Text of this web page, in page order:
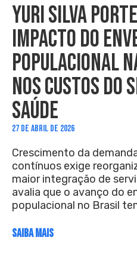
YURI SILVA
IMPACTO DO
POPULACIONAL
NOS CUSTOS DO
SAÚDE
27 DE ABRIL DE 2026
Crescimento da
contínuos exige
maior integração de
avalia que o avanço do
populacional no Brasil
SAIBA MAIS